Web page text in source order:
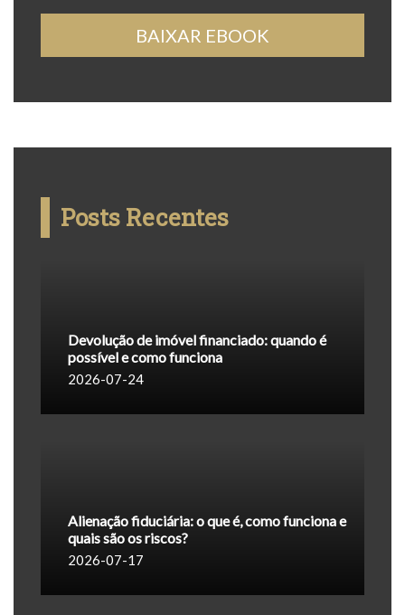
BAIXAR EBOOK
Posts Recentes
Devolução de imóvel financiado: quando é
possível e como funciona
2026-07-24
Alienação fiduciária: o que é, como funciona e
quais são os riscos?
2026-07-17